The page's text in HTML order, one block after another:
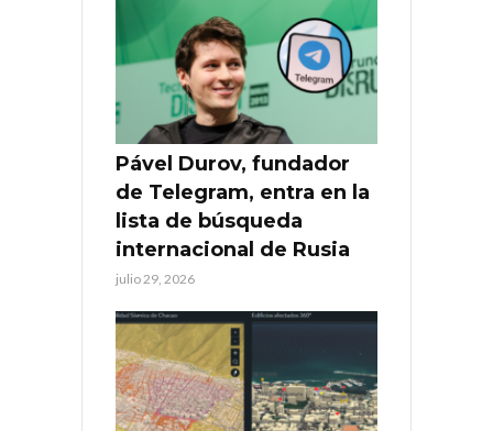
Pável Durov, fundador
de Telegram, entra en la
lista de búsqueda
internacional de Rusia
julio 29, 2026